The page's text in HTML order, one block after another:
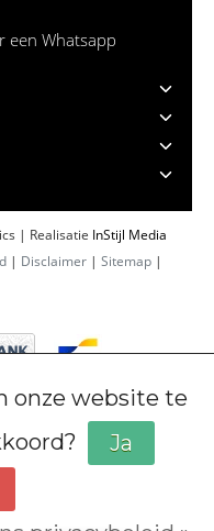
een Whatsapp
| Realisatie InStijl Media
| Disclaimer | Sitemap |
onze website te
Ja